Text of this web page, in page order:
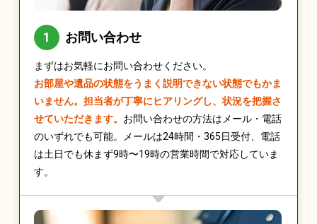
お問い合わせ
まずはお気軽にお問い合わせください。
お部屋や遺品の状態をうまく説明できない状態でもかま
いません。担当者が丁寧にヒアリングし、状況を把握さ
せていただきます。 お問い合わせの方法はメール・電話
のいずれでも可能。メールは24時間・365日受付、電話
は土日でも休まず9時〜19時の営業時間で対応していま
す。